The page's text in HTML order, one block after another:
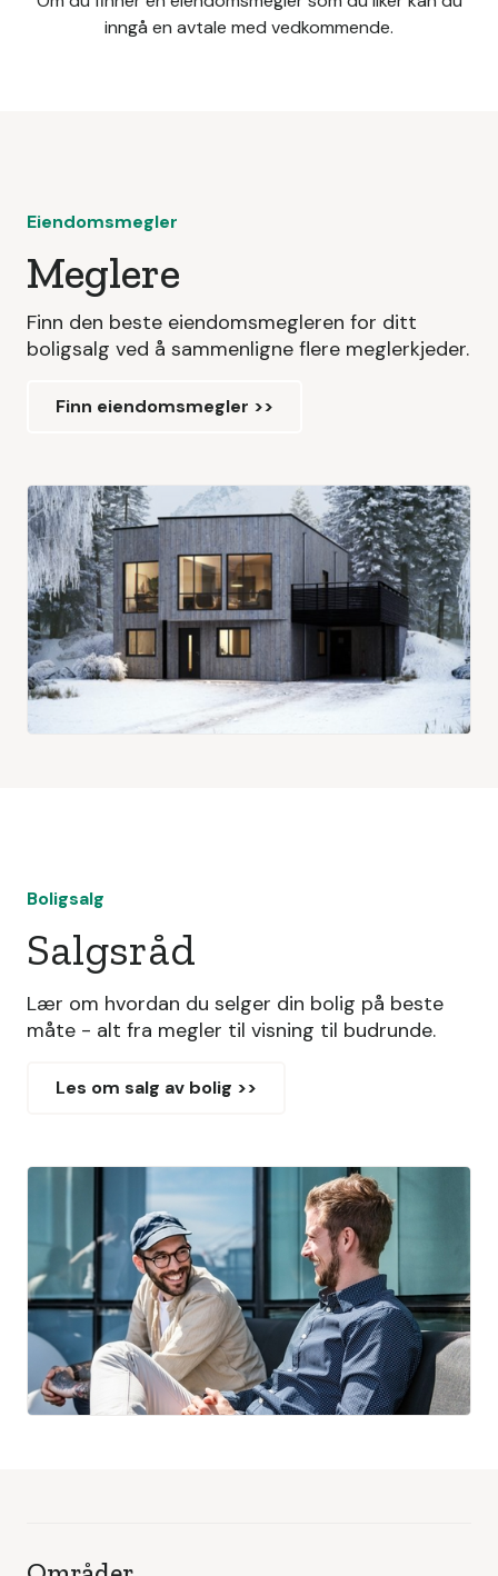
inngå en avtale med vedkommende.
Eiendomsmegler
Meglere
Finn den beste eiendomsmegleren for ditt
boligsalg ved å sammenligne flere meglerkjeder.
Finn eiendomsmegler >>
Boligsalg
Salgsråd
Lær om hvordan du selger din bolig på beste
måte - alt fra megler til visning til budrunde.
Les om salg av bolig >>